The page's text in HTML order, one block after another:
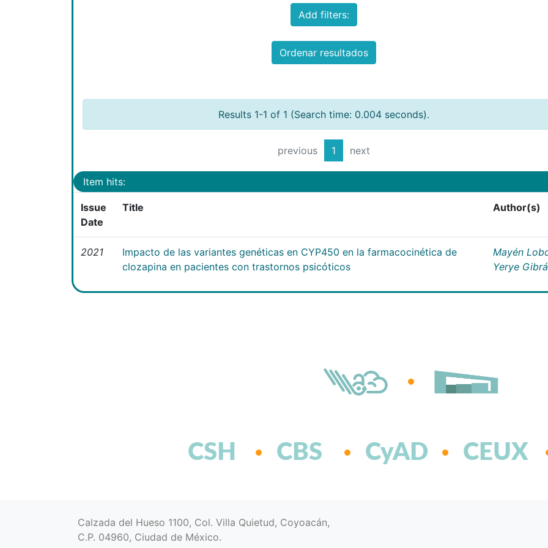
Add filters:
Ordenar resultados
Results 1-1 of 1 (Search time: 0.004 seconds).
previous 1 next
Item hits:
Issue
Date
Title Author(s)
2021
Impacto de las variantes genéticas en CYP450 en la farmacocinética de
clozapina en pacientes con trastornos psicóticos
Mayén
Yerye
CSH CBS CyAD CEUX
Calzada del Hueso 1100, Col. Villa Quietud, Coyoacán,
C.P. 04960, Ciudad de México.